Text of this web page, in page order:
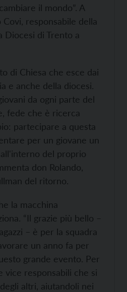
il mondo”. A
responsabile della
Diocesi di Trento a
di Chiesa che esce dai
e anche della diocesi.
da ogni parte del
fede che è ricerca
partecipare a questa
per un giovane un
del proprio
don Rolando,
del ritorno.
la macchina
“Il grazie più bello –
– è per la squadra
un anno fa per
grande evento. Per
vice responsabili che si
altri, aiutandoli nei